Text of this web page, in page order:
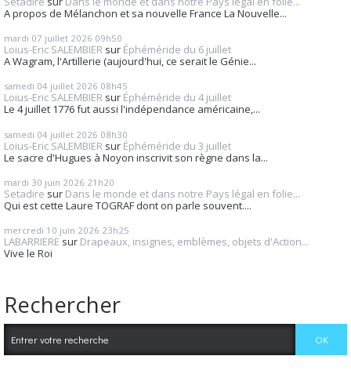
A propos de Mélanchon et sa nouvelle France La Nouvelle...
mardi 07 juillet 2026 09h50
Loius-Eric SALEMBIER sur Éphéméride du 6 juillet
A Wagram, l'Artillerie (aujourd'hui, ce serait le Génie...
samedi 04 juillet 2026 08h45
Loius-Eric SALEMBIER sur Éphéméride du 4 juillet
Le 4 juillet 1776 fut aussi l'indépendance américaine,...
samedi 04 juillet 2026 08h30
Loius-Eric SALEMBIER sur Éphéméride du 3 juillet
Le sacre d'Hugues à Noyon inscrivit son règne dans la...
mardi 30 juin 2026 21h20
Setadire sur Dans le monde et dans notre Pays légal en folie...
Qui est cette Laure TOGRAF dont on parle souvent....
mercredi 10 juin 2026 23h25
LABARRIERE sur Drapeaux, insignes, emblèmes, objets d'Action...
Vive le Roi
Rechercher